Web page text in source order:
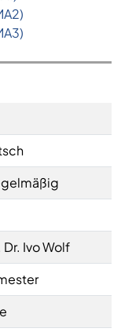
Dr. Ivo Wolf